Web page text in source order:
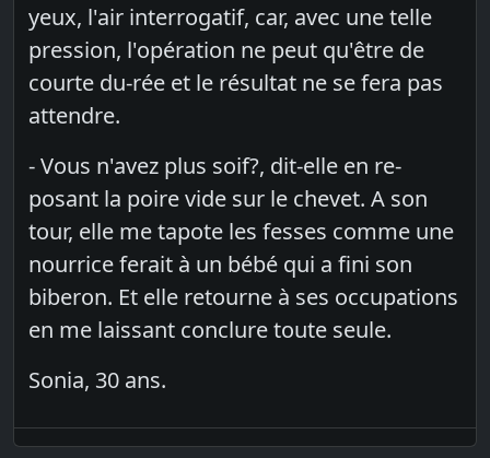
yeux, l'air interrogatif, car, avec une telle
pression, l'opération ne peut qu'être de
courte du-rée et le résultat ne se fera pas
attendre.
- Vous n'avez plus soif?, dit-elle en re-
posant la poire vide sur le chevet. A son
tour, elle me tapote les fesses comme une
nourrice ferait à un bébé qui a fini son
biberon. Et elle retourne à ses occupations
en me laissant conclure toute seule.
Sonia, 30 ans.